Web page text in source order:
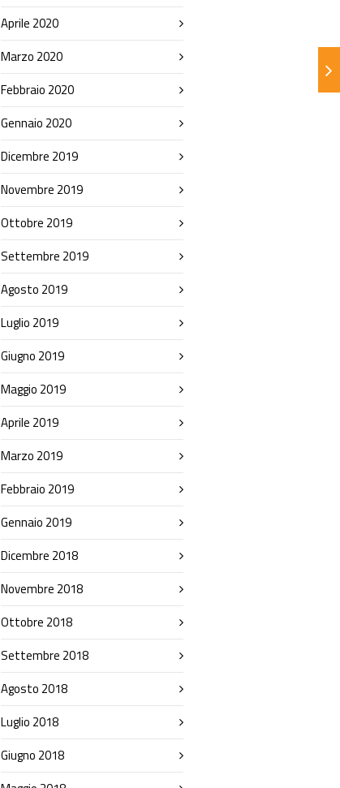
Aprile 2020
Marzo 2020
Febbraio 2020
Gennaio 2020
Dicembre 2019
Novembre 2019
Ottobre 2019
Settembre 2019
Agosto 2019
Luglio 2019
Giugno 2019
Maggio 2019
Aprile 2019
Marzo 2019
Febbraio 2019
Gennaio 2019
Dicembre 2018
Novembre 2018
Ottobre 2018
Settembre 2018
Agosto 2018
Luglio 2018
Giugno 2018